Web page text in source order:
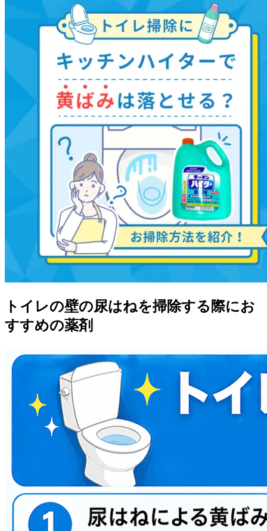
トイレの壁の尿はねを掃除する際にお
すすめの薬剤